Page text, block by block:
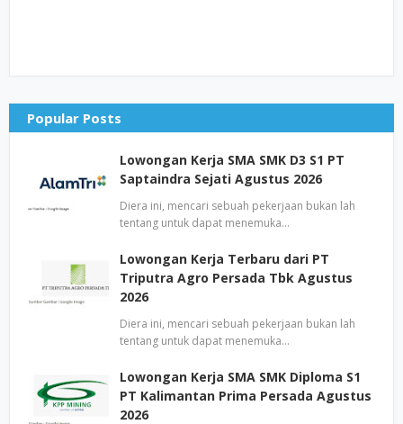
Popular Posts
Lowongan Kerja SMA SMK D3 S1 PT
Saptaindra Sejati Agustus 2026
Diera ini, mencari sebuah pekerjaan bukan lah
tentang untuk dapat menemuka…
Lowongan Kerja Terbaru dari PT
Triputra Agro Persada Tbk Agustus
2026
Diera ini, mencari sebuah pekerjaan bukan lah
tentang untuk dapat menemuka…
Lowongan Kerja SMA SMK Diploma S1
PT Kalimantan Prima Persada Agustus
2026